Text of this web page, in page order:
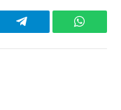
Telegram